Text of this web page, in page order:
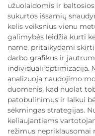
užuolaidomis ir
sukurtos išsamių
kelis veiksnius vienu
galimybės leidžia kurti
name, pritaikydami
darbo grafikus ir
individuali optimizacija.
analizuoja naudojimo
duomenis, kad nuolat
patobulinimus ir laikui
sėkmingas strategijas.
keliaujantiems
režimus nepriklausomai